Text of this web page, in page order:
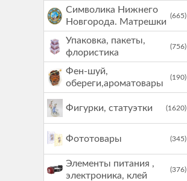
Символика Нижнего
Новгорода. Матрешки
(665)
Упаковка, пакеты,
флористика
(756)
Фен-шуй,
обереги,ароматовары
(190)
Фигурки, статуэтки (1620)
Фототовары (345)
Элементы питания ,
электроника, клей
(376)